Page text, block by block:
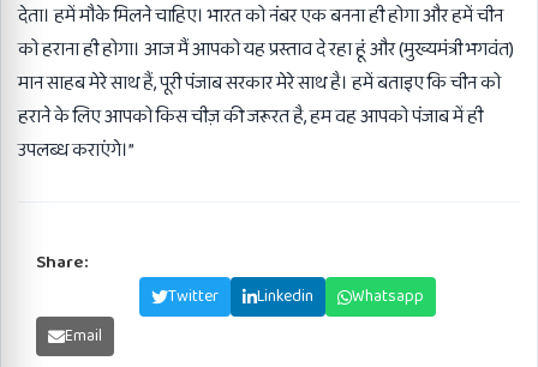
देता। हमें मौके मिलने चाहिए। भारत को नंबर एक बनना ही होगा और हमें चीन
को हराना ही होगा। आज मैं आपको यह प्रस्ताव दे रहा हूं और (मुख्यमंत्री भगवंत)
मान साहब मेरे साथ हैं, पूरी पंजाब सरकार मेरे साथ है। हमें बताइए कि चीन को
हराने के लिए आपको किस चीज़ की जरूरत है, हम वह आपको पंजाब में ही
उपलब्ध कराएंगे।”
Share:
Twitter Linkedin
Whatsapp
Email